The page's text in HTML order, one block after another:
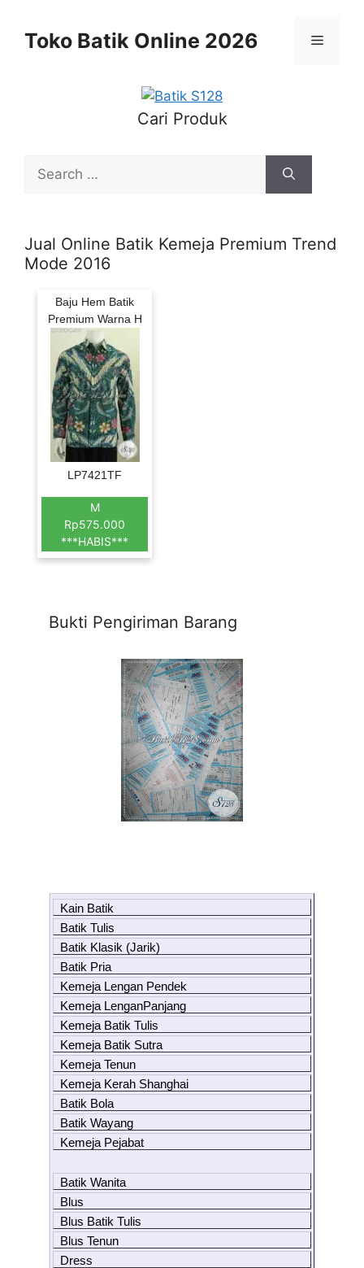
contentToko Batik Online 2026 Menu
Cari Produk
for:
Jual Online Batik Kemeja Premium Trend
Mode 2016
Baju Hem Batik
Premium Warna H
LP7421TF
M
Rp575.000
***HABIS***
Bukti Pengiriman Barang
Kain Batik
Batik Tulis
Batik Klasik (Jarik)
Batik Pria
Kemeja Lengan Pendek
Kemeja LenganPanjang
Kemeja Batik Tulis
Kemeja Batik Sutra
Kemeja Tenun
Kemeja Kerah Shanghai
Batik Bola
Batik Wayang
Kemeja Pejabat
Batik Wanita
Blus
Blus Batik Tulis
Blus Tenun
Dress